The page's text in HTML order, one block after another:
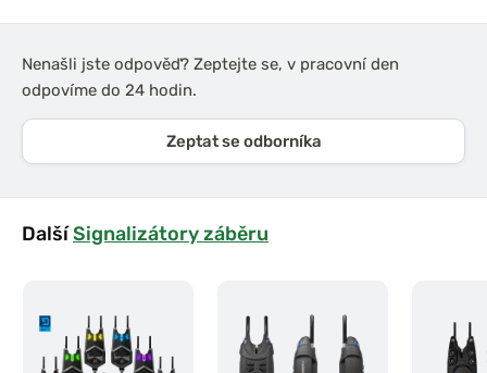
Nenašli jste odpověď? Zeptejte se, v pracovní den
odpovíme do 24 hodin.
Zeptat se odborníka
DalšíSignalizátory záběru